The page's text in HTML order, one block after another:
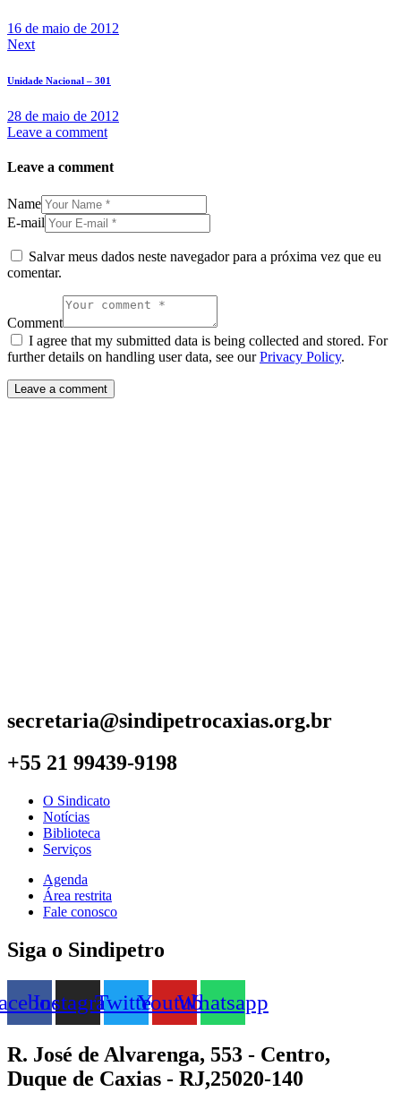
16 de maio de 2012
Next
Unidade Nacional – 301
28 de maio de 2012
Leave a comment
Leave a comment
Name
E-mail
Salvar meus dados neste navegador para a próxima vez que eu
comentar.
Comment
I agree that my submitted data is being collected and stored. For
further details on handling user data, see ourPrivacy Policy.
secretaria@sindipetrocaxias.org.br
+55 21 99439-9198
O Sindicato
Notícias
Biblioteca
Serviços
Agenda
Área restrita
Fale conosco
Siga o Sindipetro
InstagramTwitterYoutubeWhatsapp
R. José de Alvarenga, 553 - Centro,
Duque de Caxias - RJ,25020-140